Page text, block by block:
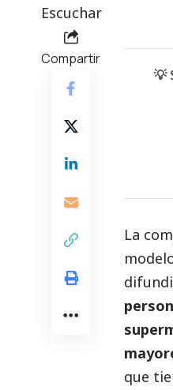
Escuchar
Compartir
💡
La
que